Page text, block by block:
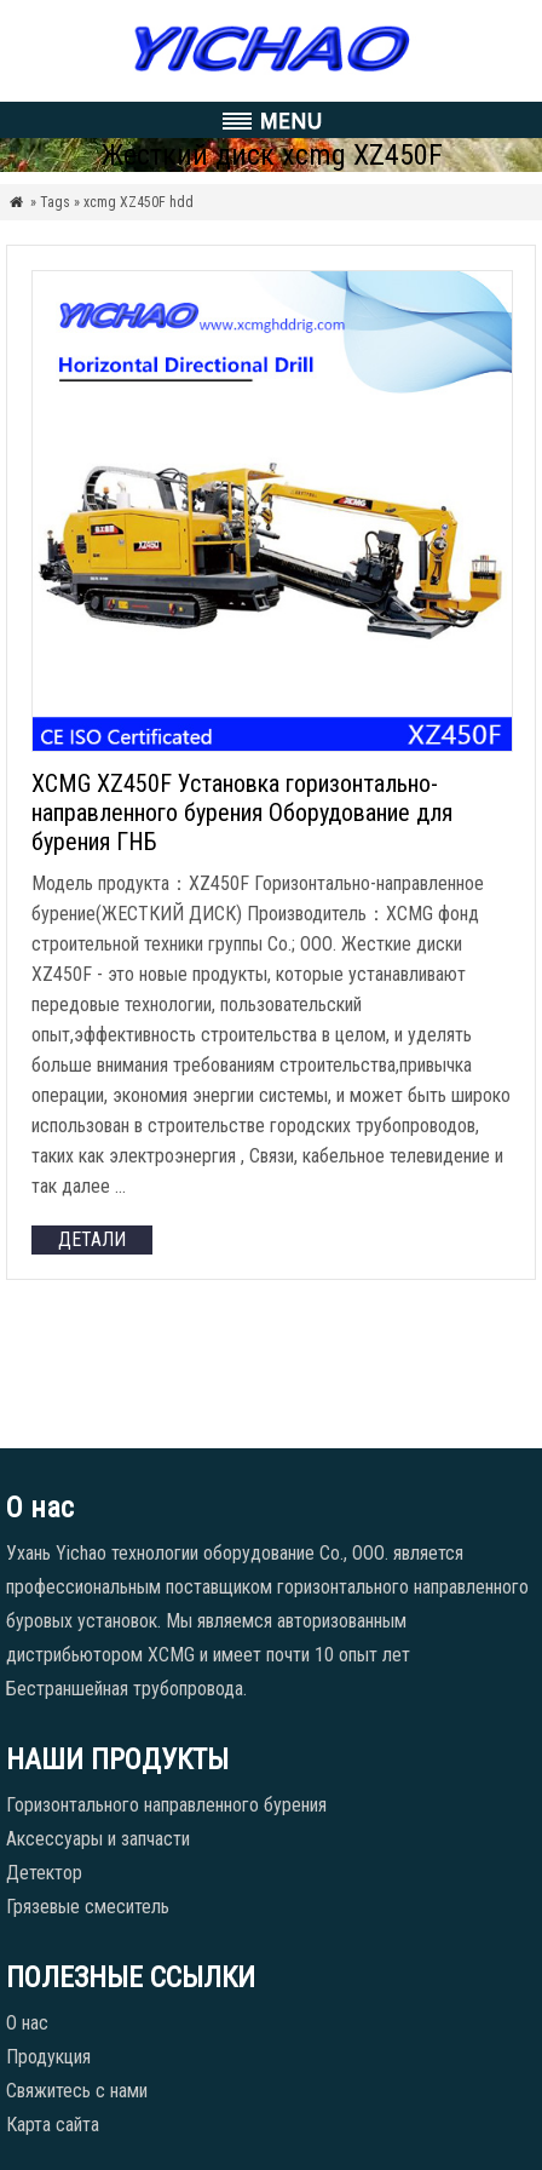
Жесткий диск xcmg XZ450F
 » Tags » xcmg XZ450F hdd
XCMG XZ450F Установка горизонтально-
направленного бурения Оборудование для
бурения ГНБ
Модель продукта：XZ450F Горизонтально-направленное
бурение(ЖЕСТКИЙ ДИСК) Производитель：XCMG фонд
строительной техники группы Co.; ООО. Жесткие диски
XZ450F - это новые продукты, которые устанавливают
передовые технологии, пользовательский
опыт,эффективность строительства в целом, и уделять
больше внимания требованиям строительства,привычка
операции, экономия энергии системы, и может быть широко
использован в строительстве городских трубопроводов,
таких как электроэнергия , Связи, кабельное телевидение и
так далее …
ДЕТАЛИ
О нас
Ухань Yichao технологии оборудование Co., ООО. является
профессиональным поставщиком горизонтального направленного
буровых установок. Мы являемся авторизованным
дистрибьютором XCMG и имеет почти 10 опыт лет
Бестраншейная трубопровода.
НАШИ ПРОДУКТЫ
Горизонтального направленного бурения
Аксессуары и запчасти
Детектор
Грязевые смеситель
ПОЛЕЗНЫЕ ССЫЛКИ
О нас
Продукция
Свяжитесь с нами
Карта сайта